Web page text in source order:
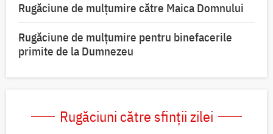
Rugăciune de mulţumire către Maica Domnului
Rugăciune de mulțumire pentru binefacerile
primite de la Dumnezeu
Rugăciuni către sfinții zilei